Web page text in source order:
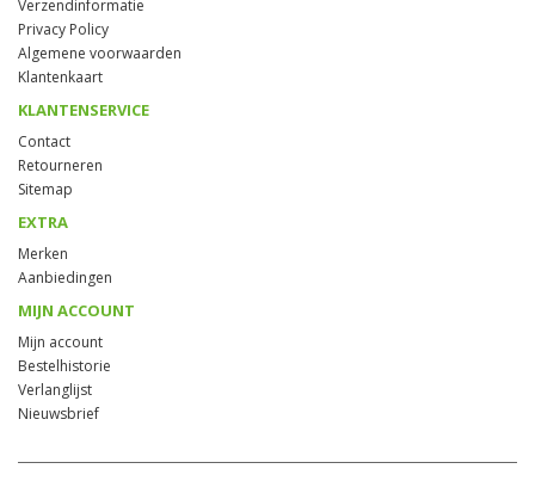
Verzendinformatie
Privacy Policy
Algemene voorwaarden
Klantenkaart
KLANTENSERVICE
Contact
Retourneren
Sitemap
EXTRA
Merken
Aanbiedingen
MIJN ACCOUNT
Mijn account
Bestelhistorie
Verlanglijst
Nieuwsbrief